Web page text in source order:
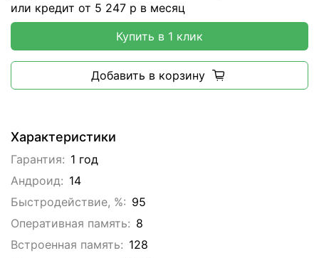
Характеристики
Гарантия: 1 год
Андроид: 14
Быстродействие, %: 95
Оперативная память: 8
Встроенная память: 128
или кредит от 5 247 р в месяц
Купить в 1 клик
Добавить в корзину